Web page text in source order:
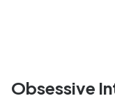
Obsessive